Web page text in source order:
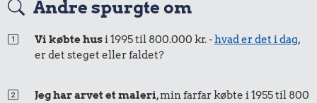
Andre spurgte om
Vi købte husi 1995 til 800.000 kr. -hvad er det i dag,
er det steget eller faldet?
Jeg har arvet et maleri, min farfar købte i 1955 til 800